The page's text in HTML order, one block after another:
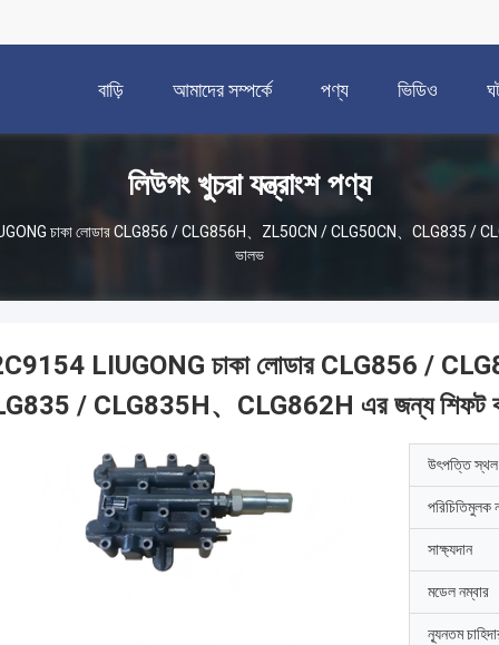
বাড়ি আমাদের সম্পর্কে পণ্য ভিডিও
লিউগং খুচরা যন্ত্রাংশ পণ্য
চাকা লোডার CLG856 / CLG856H、ZL50CN / CLG50CN、CLG835 /
ভালভ
LIUGONG চাকা লোডার CLG856 /
/ CLG835H、CLG862H এর জন্য শিফট
উৎপত্তি স্থল
পরিচিতিমুলক
সাক্ষ্যদান
মডেল নম্বার
ন্যূনতম